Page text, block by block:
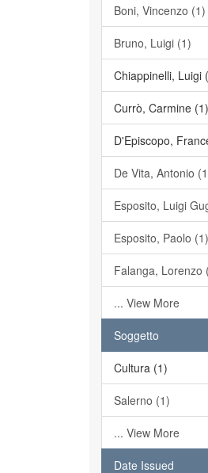
Boni, Vincenzo (1)
Bruno, Luigi (1)
Chiappinelli, Luigi
Currò, Carmine (1)
D'Episcopo,
De Vita, Antonio
Esposito, Luigi
Esposito, Paolo (1)
Falanga, Lorenzo
... View More
Soggetto
Cultura (1)
Salerno (1)
... View More
Date Issued